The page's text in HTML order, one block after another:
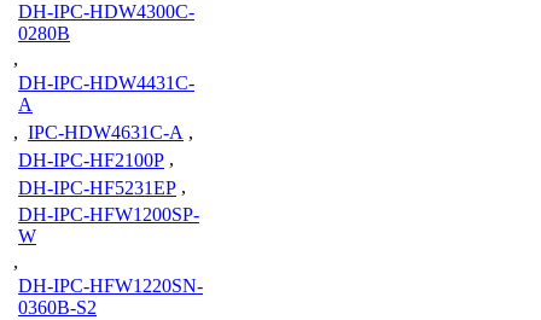
DH-IPC-HDW4300C-
0280B
,
DH-IPC-HDW4431C-
A
, IPC-HDW4631C-A ,
DH-IPC-HF2100P ,
DH-IPC-HF5231EP ,
DH-IPC-HFW1200SP-
W
,
DH-IPC-HFW1220SN-
0360B-S2